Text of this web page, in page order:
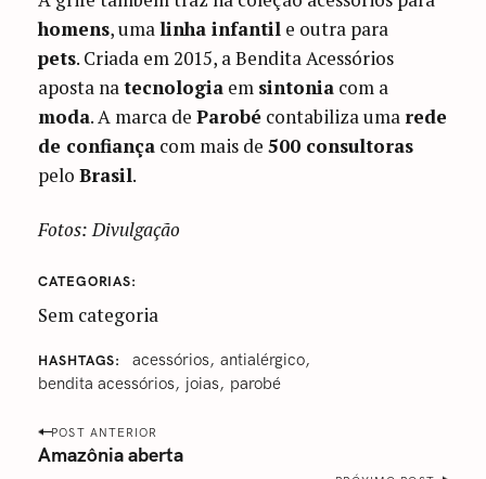
homens, umalinha infantil e outra para
pets. Criada em 2015, a Bendita Acessórios
aposta natecnologia em sintonia com a
moda. A marca deParobé contabiliza uma rede
de confiança com mais de500 consultoras
peloBrasil.
Fotos: Divulgação
CATEGORIAS
Sem categoria
HASHTAGS acessórios
antialérgico
bendita acessórios
‎joias parobé
P
o
POST ANTERIOR
Amazônia aberta